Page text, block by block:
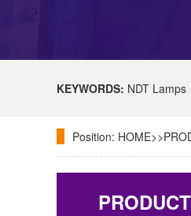
KEYWORDS: NDT Lamps
Position: HOME>>